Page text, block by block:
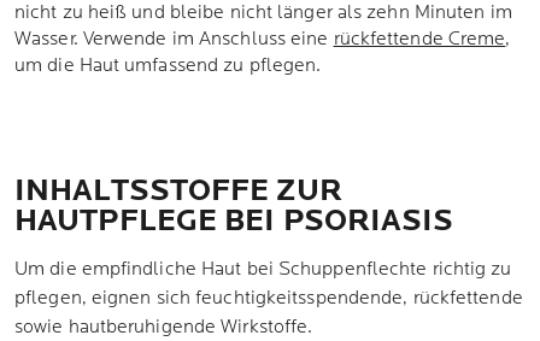
nicht zu heiß und bleibe nicht länger als zehn Minuten im
Wasser. Verwende im Anschluss eine rückfettende Creme,
um die Haut umfassend zu pflegen.
INHALTSSTOFFE ZUR
HAUTPFLEGE BEI PSORIASIS
Um die empfindliche Haut bei Schuppenflechte richtig zu
pflegen, eignen sich feuchtigkeitsspendende, rückfettende
sowie hautberuhigende Wirkstoffe.